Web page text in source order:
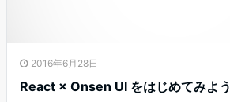
2016年6月28日
React × Onsen UI をはじめてみよう